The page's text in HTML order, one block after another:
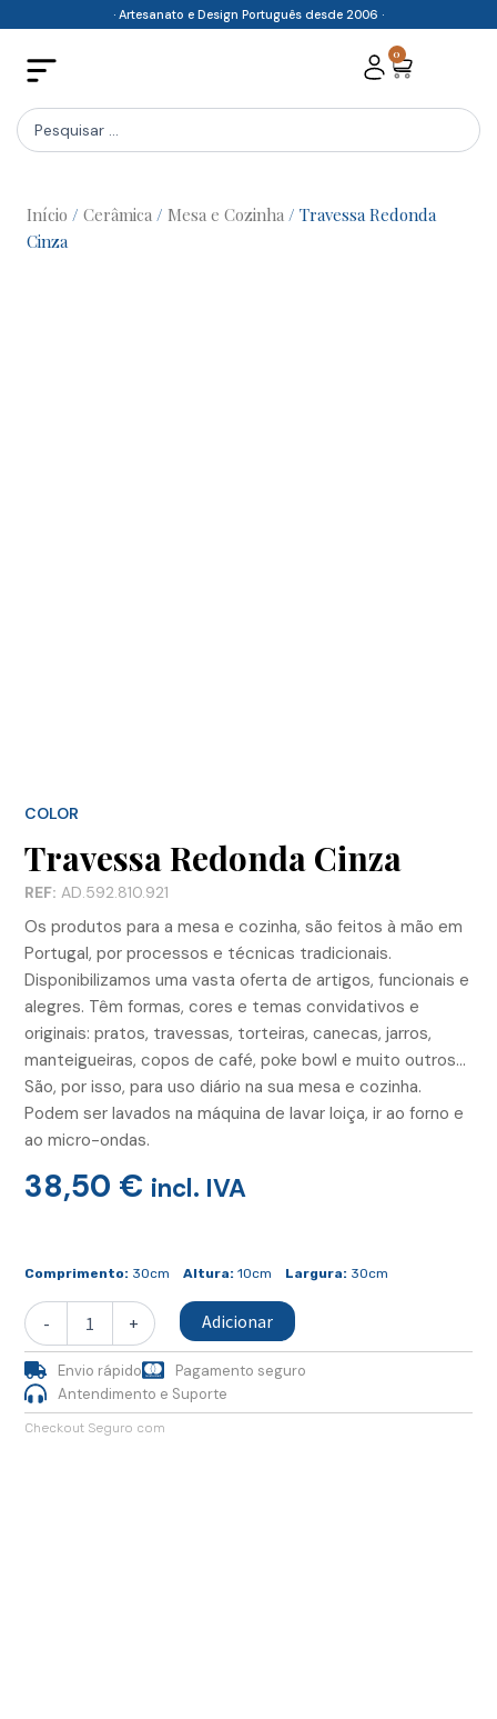
content
· Artesanato e Design Português desde 2006 ·
0
Cart
Search
...
Início / Cerâmica / Mesa e Cozinha / Travessa Redonda
Cinza
COLOR
Travessa Redonda Cinza
REF: AD.592.810.921
Os produtos para a mesa e cozinha, são feitos à mão em
Portugal, por processos e técnicas tradicionais.
Disponibilizamos uma vasta oferta de artigos, funcionais e
alegres. Têm formas, cores e temas convidativos e
originais: pratos, travessas, torteiras, canecas, jarros,
manteigueiras, copos de café, poke bowl e muito outros…
São, por isso, para uso diário na sua mesa e cozinha.
Podem ser lavados na máquina de lavar loiça, ir ao forno e
ao micro-ondas.
38,50 € incl. IVA
Comprimento: 30cm Altura: 10cm Largura: 30cm
-
Travessa
Redonda
Cinza
+ Adicionar
Envio rápido
Pagamento seguro
Antendimento e Suporte
Checkout Seguro com